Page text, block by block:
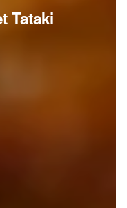
Tataki